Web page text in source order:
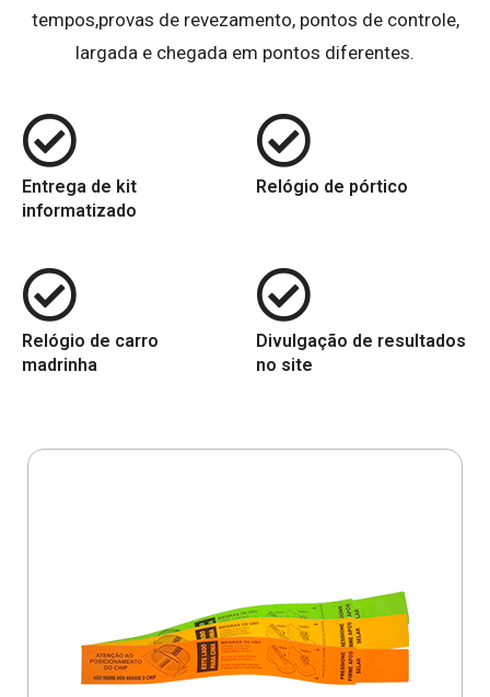
tempos,provas de revezamento, pontos de controle,
largada e chegada em pontos diferentes.
Entrega de kit
informatizado
Relógio de pórtico
Relógio de carro
madrinha
Divulgação de resultados
no site